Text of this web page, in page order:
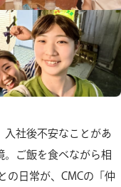
入社後不安なことがあ
。ご飯を食べながら相
日常が、CMCの「仲